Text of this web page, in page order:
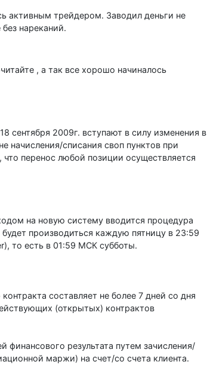
активным трейдером. Заводил деньги не
нареканий.
, а так все хорошо начиналось
сентября 2009г. вступают в силу изменения в
начисления/списания своп пунктов при
перенос любой позиции осуществляется
на новую систему вводится процедура
производиться каждую пятницу в 23:59
то есть в 01:59 МСК субботы.
составляет не более 7 дней со дня
(открытых) контрактов
результата путем зачисления/
маржи) на счет/со счета клиента.